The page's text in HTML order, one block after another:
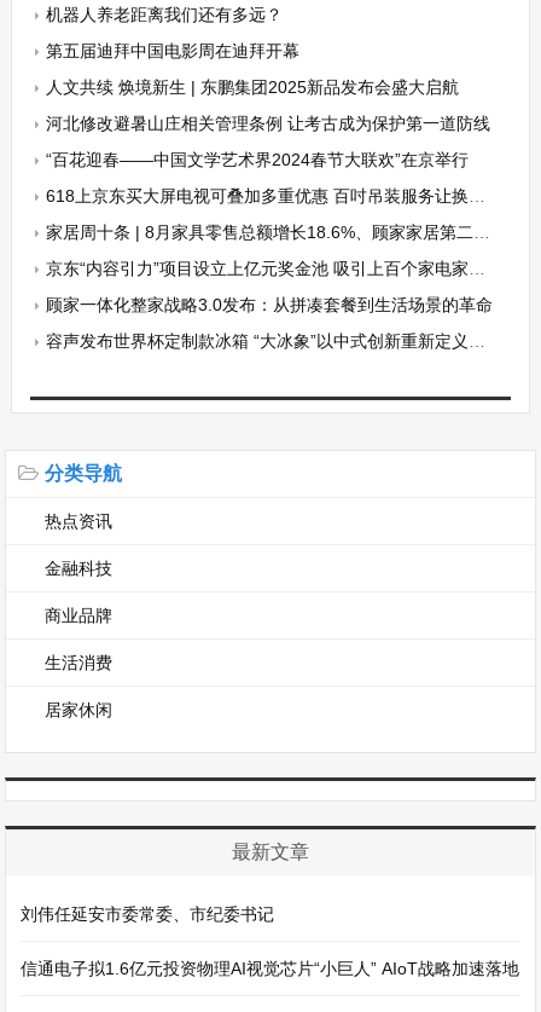
机器人养老距离我们还有多远？
第五届迪拜中国电影周在迪拜开幕
人文共续 焕境新生 | 东鹏集团2025新品发布会盛大启航
河北修改避暑山庄相关管理条例 让考古成为保护第一道防线
“百花迎春——中国文学艺术界2024春节大联欢”在京举行
618上京东买大屏电视可叠加多重优惠 百吋吊装服务让换新更省心
家居周十条 | 8月家具零售总额增长18.6%、顾家家居第二大股东改名、多家企业破产清算…
京东“内容引力”项目设立上亿元奖金池 吸引上百个家电家居商家参与
顾家一体化整家战略3.0发布：从拼凑套餐到生活场景的革命
容声发布世界杯定制款冰箱 “大冰象”以中式创新重新定义冰箱新形态
分类导航
热点资讯
金融科技
商业品牌
生活消费
居家休闲
最新文章
刘伟任延安市委常委、市纪委书记
信通电子拟1.6亿元投资物理AI视觉芯片“小巨人” AIoT战略加速落地